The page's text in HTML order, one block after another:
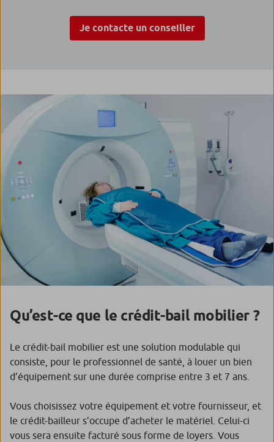
Je contacte un conseiller
Qu’est-ce que le crédit-bail mobilier ?
Le crédit-bail mobilier est une solution modulable qui
consiste, pour le professionnel de santé, à louer un bien
d’équipement sur une durée comprise entre 3 et 7 ans.
Vous choisissez votre équipement et votre fournisseur, et
le crédit-bailleur s’occupe d’acheter le matériel. Celui-ci
vous sera ensuite facturé sous forme de loyers. Vous